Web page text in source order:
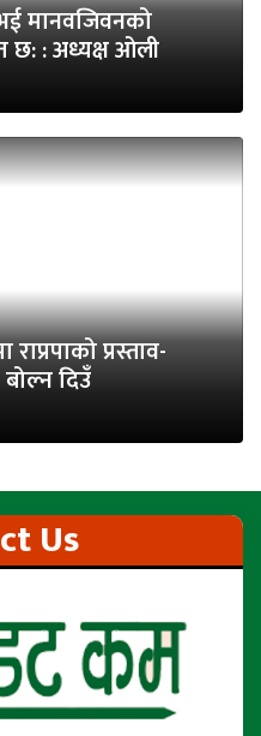
मानवजिवनको
छ: : अध्यक्ष ओली
प्रस्ताव-
बोल्न दिउँ
Us